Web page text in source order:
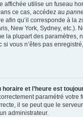
affichée utilise un fuseau
ce cas, accédez au
afin qu’il corresponde à la
New York, Sydney, etc.).
la plupart des paramètres,
vous n’êtes pas
horaire et l’heure est
paramétré votre
il se peut que le
administrateur.